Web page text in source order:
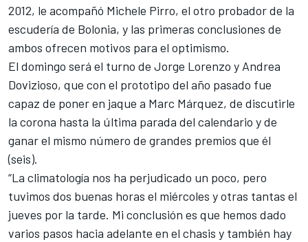
2012, le acompañó Michele Pirro, el otro probador de la
escudería de Bolonia, y las primeras conclusiones de
ambos ofrecen motivos para el optimismo.
El domingo será el turno de Jorge Lorenzo y Andrea
Dovizioso, que con el prototipo del año pasado fue
capaz de poner en jaque a Marc Márquez, de discutirle
la corona hasta la última parada del calendario y de
ganar el mismo número de grandes premios que él
(seis).
“La climatología nos ha perjudicado un poco, pero
tuvimos dos buenas horas el miércoles y otras tantas el
jueves por la tarde. Mi conclusión es que hemos dado
varios pasos hacia adelante en el chasis y también hay